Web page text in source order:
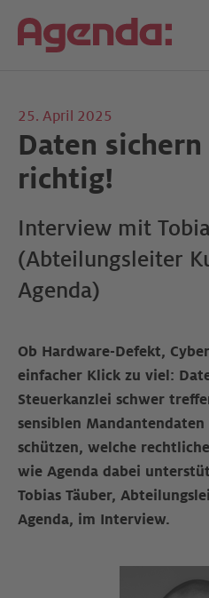
25. April 2025
Daten
richtig!
Interview mit
(Abteilungsleiter
Agenda)
Ob Hardware-Defekt,
einfacher Klick zu viel:
Steuerkanzlei schwer
sensiblen
schützen, welche
wie Agenda dabei
Tobias Täuber,
Agenda, im Interview.